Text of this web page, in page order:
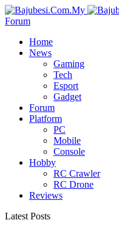
Forum
Home
News
Gaming
Tech
Esport
Gadget
Forum
Platform
PC
Mobile
Console
Hobby
RC Crawler
RC Drone
Reviews
Latest Posts